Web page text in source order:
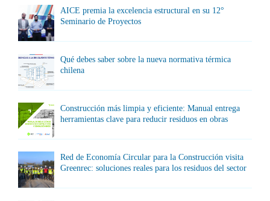
AICE premia la excelencia estructural en su 12°
Seminario de Proyectos
Qué debes saber sobre la nueva normativa térmica
chilena
Construcción más limpia y eficiente: Manual entrega
herramientas clave para reducir residuos en obras
Red de Economía Circular para la Construcción visita
Greenrec: soluciones reales para los residuos del sector